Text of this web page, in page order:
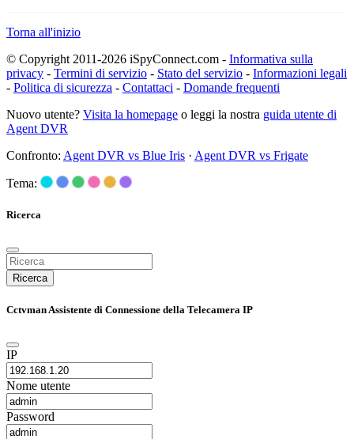
Torna all'inizio
© Copyright 2011-2026 iSpyConnect.com - Informativa sulla
privacy - Termini di servizio - Stato del servizio - Informazioni legali
- Politica di sicurezza - Contattaci - Domande frequenti
Nuovo utente? Visita la homepage o leggi la nostra guida utente di
Agent DVR
Confronto: Agent DVR vs Blue Iris · Agent DVR vs Frigate
Tema:
Ricerca
Ricerca
Cctvman Assistente di Connessione della Telecamera IP
IP
Nome utente
Password